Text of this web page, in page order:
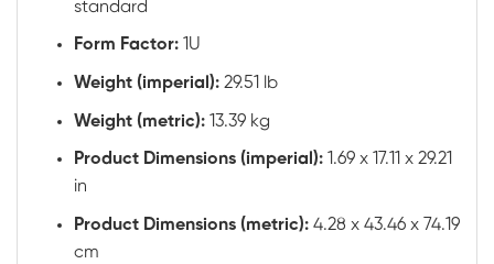
standard
Form Factor: 1U
Weight (imperial): 29.51 lb
Weight (metric): 13.39 kg
Product Dimensions (imperial): 1.69 x 17.11 x 29.21
in
Product Dimensions (metric): 4.28 x 43.46 x 74.19
cm